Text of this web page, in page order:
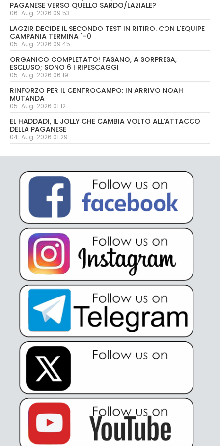
PAGANESE VERSO QUELLO SARDO/LAZIALE?
06-Aug-2026 09:53
LAGZIR DECIDE IL SECONDO TEST IN RITIRO. CON L'EQUIPE
CAMPANIA TERMINA 1-0
05-Aug-2026 09:45
ORGANICO COMPLETATO! FASANO, A SORPRESA,
ESCLUSO; SONO 6 I RIPESCAGGI
05-Aug-2026 06:19
RINFORZO PER IL CENTROCAMPO: IN ARRIVO NOAH
MUTANDA
05-Aug-2026 01:12
EL HADDADI, IL JOLLY CHE CAMBIA VOLTO ALL'ATTACCO
DELLA PAGANESE
04-Aug-2026 01:29